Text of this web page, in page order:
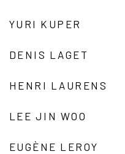
YURI KUPER
DENIS LAGET
HENRI LAURENS
LEE JIN WOO
EUGÈNE LEROY